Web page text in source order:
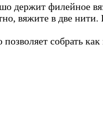
держит филейное
вяжите в две
собрать